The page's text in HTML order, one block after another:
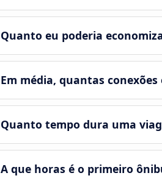
Quanto eu poderia
Em média, quantas conexões
Quanto tempo dura uma
A que horas é o primeiro